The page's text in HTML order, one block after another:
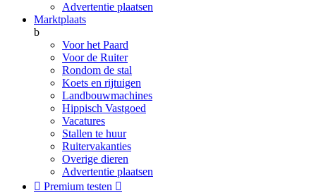
Advertentie plaatsen
Marktplaats
b
Voor het Paard
Voor de Ruiter
Rondom de stal
Koets en rijtuigen
Landbouwmachines
Hippisch Vastgoed
Vacatures
Stallen te huur
Ruitervakanties
Overige dieren
Advertentie plaatsen
 Premium testen 